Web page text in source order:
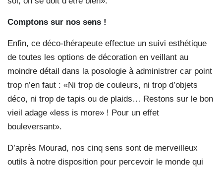
Comptons sur nos sens !
Enfin, ce déco-thérapeute effectue un suivi esthétique
de toutes les options de décoration en veillant au
moindre détail dans la posologie à administrer car point
trop n’en faut : «Ni trop de couleurs, ni trop d’objets
déco, ni trop de tapis ou de plaids… Restons sur le bon
vieil adage «less is more» ! Pour un effet
bouleversant».
D’après Mourad, nos cinq sens sont de merveilleux
outils à notre disposition pour percevoir le monde qui